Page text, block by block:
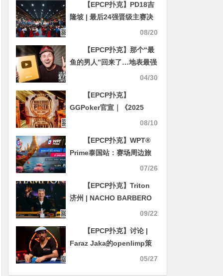
【EPCP扑克】PD18吉
隆坡 | 最后24强晋级主赛决
赛圈 中国选手白云鹏以08/20
【EPCP扑克】那个“最
鱼的男人”回来了…地表最强
04/30
【EPCP扑克】
GGPoker官宣｜《2025
WSOP线上金手链系列赛》
08/10
【EPCP扑克】WPT®
Prime泰国站：赛场周边旅
07/26
【EPCP扑克】Triton
济州 | NACHO BARBERO
“狗狗幸运符”加持，济州斩
09/22
【EPCP扑克】讨论 |
Faraz Jaka的openlimp策
05/27